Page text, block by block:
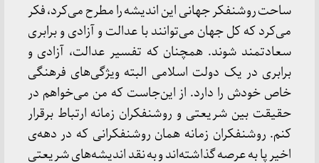
ساحت روشنفکر جهانی این اندیشه را مطرح می‌کرد، فکر
می‌کرد که کل جهان می‌توانند با عدالت و آزادی و برابری
سعادتمند شوند. همچنان که تفسیر عدالت، آزادی و
برابری در یک دولت اسلامی البته ویژگی‌های فرهنگی
خاص خودش را دارد. از این‌جاست که من می‌خواهم در
حقیقت بین شریعتی و روشنفکران زمانه ارتباط برقرار
کنم. روشنفکران زمانه همان روشنفکرانی که در دهه‌ی
اخیر پا به عرصه‌ گذاشته‌اند و به نقد اندیشه‌های شریعتی